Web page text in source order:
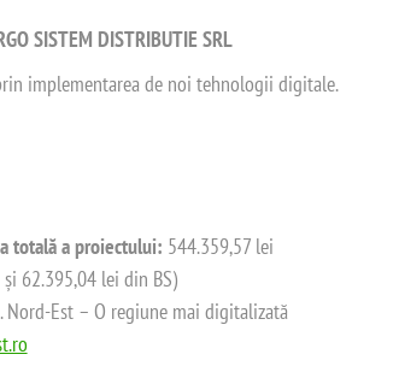
SISTEM DISTRIBUTIE SRL
implementarea de noi tehnologii digitale.
totală a proiectului: 544.359,57 lei
62.395,04 lei din BS)
Nord-Est – O regiune mai digitalizată